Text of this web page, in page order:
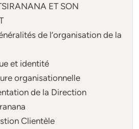
ET SON
de l’organisation de la
et identité
organisationnelle
de la Direction
Clientèle